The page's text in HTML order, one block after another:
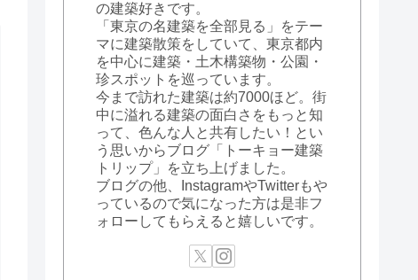
の建築好きです。
「東京の名建築を全部見る」をテー
マに建築散策をしていて、東京都内
を中心に建築・土木構築物・公園・
珍スポットを巡っています。
今まで訪れた建築は約7000ほど。街
中に溢れる建築の面白さをもっと知
って、色んな人と共有したい！とい
う思いからブログ「トーキョー建築
トリップ」を立ち上げました。
ブログの他、InstagramやTwitterもや
っているので気になった方は是非フ
ォローしてもらえると嬉しいです。